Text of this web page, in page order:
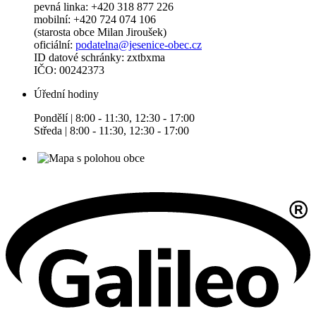
pevná linka: +420 318 877 226
mobilní: +420 724 074 106
(starosta obce Milan Jiroušek)
oficiální: podatelna@jesenice-obec.cz
ID datové schránky: zxtbxma
IČO: 00242373
Úřední hodiny
Pondělí | 8:00 - 11:30, 12:30 - 17:00
Středa | 8:00 - 11:30, 12:30 - 17:00